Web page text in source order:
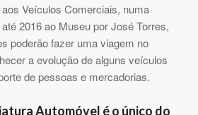
Veículos Comerciais, numa
2016 ao Museu por José Torres,
poderão fazer uma viagem no
a evolução de alguns veículos
de pessoas e mercadorias.
Automóvel é o único do